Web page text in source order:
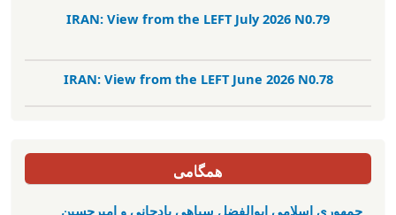
IRAN: View from the LEFT July 2026 N0.79
IRAN: View from the LEFT June 2026 N0.78
همگامی
جمهوری اسلامی ابوالفضل سپاهی بادجانی و امیرحسین